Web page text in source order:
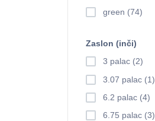
green (74)
Zaslon (inči)
3 palac (2)
3.07 palac (1)
6.2 palac (4)
6.75 palac (3)